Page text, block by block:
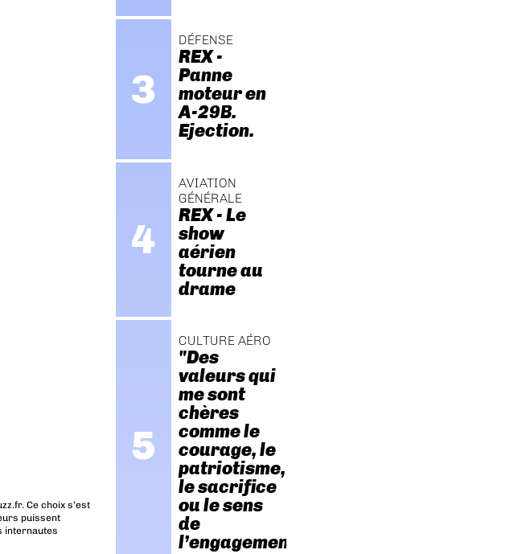
Ce choix s’est
puissent
internautes
DÉFENSE
REX -
Panne
moteur en
A-29B.
Ejection.
AVIATION
GÉNÉRALE
REX - Le
show
aérien
tourne au
drame
CULTURE AÉRO
"Des
valeurs qui
me sont
chères
comme le
courage, le
patriotisme,
le sacrifice
ou le sens
de
l’engagement."